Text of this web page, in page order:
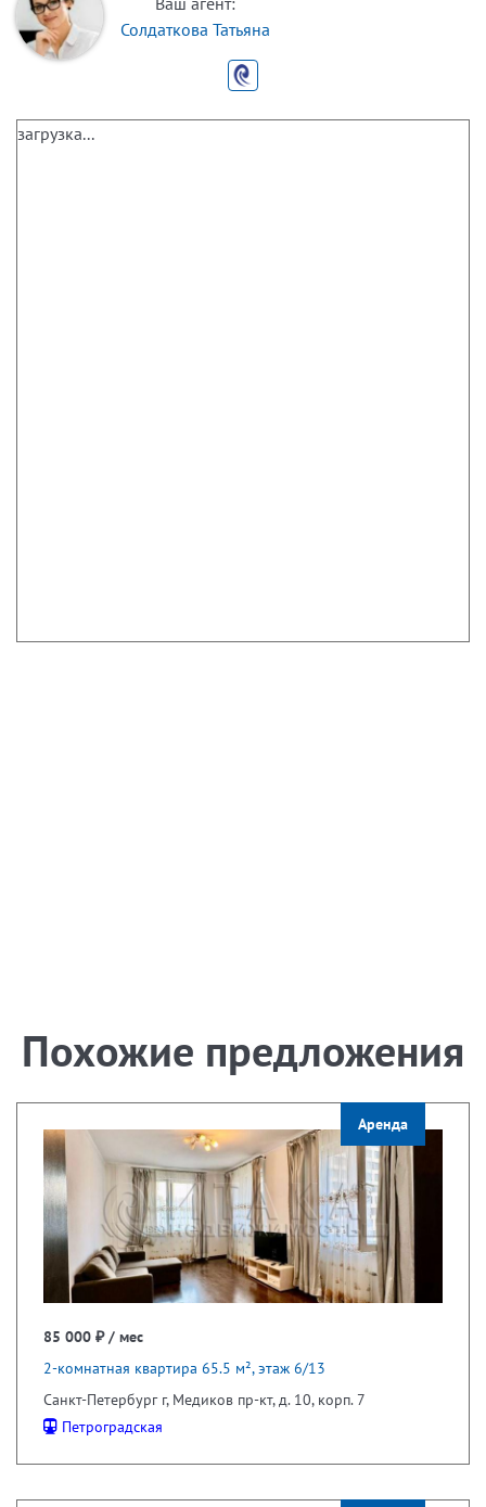
Солдаткова Татьяна
загрузка...
Похожие предложения
Аренда
85 000 ₽ / мес
2-комнатная квартира 65.5 м², этаж 6/13
Санкт-Петербург г, Медиков пр-кт, д. 10, корп. 7
Петроградская